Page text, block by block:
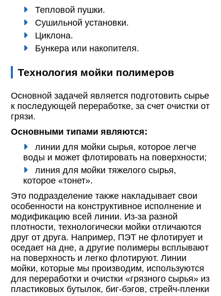
Тепловой пушки.
Сушильной установки.
Циклона.
Бункера или накопителя.
Технология мойки полимеров
Основной задачей является подготовить сырье
к последующей переработке, за счет очистки от
грязи.
Основными типами являются:
линии для мойки сырья, которое легче
воды и может флотировать на поверхности;
линия для мойки тяжелого сырья,
которое «тонет».
Это подразделение также накладывает свои
особенности на конструктивное исполнение и
модификацию всей линии. Из-за разной
плотности, технологически мойки отличаются
друг от друга. Например, ПЭТ не флотирует и
оседает на дне, а другие полимеры всплывают
на поверхность и легко флотируют. Линии
мойки, которые мы производим, используются
для переработки и очистки «грязного сырья» из
пластиковых бутылок, биг-бэгов, стрейч-пленки